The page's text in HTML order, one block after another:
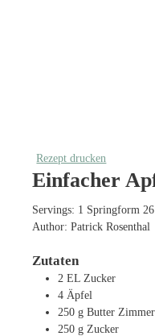
Rezept drucken
Einfacher
Servings: 1 Springform
Author:Patrick Rosenthal
Zutaten
2 EL Zucker
4 Äpfel
250 g Butter
250 g Zucker